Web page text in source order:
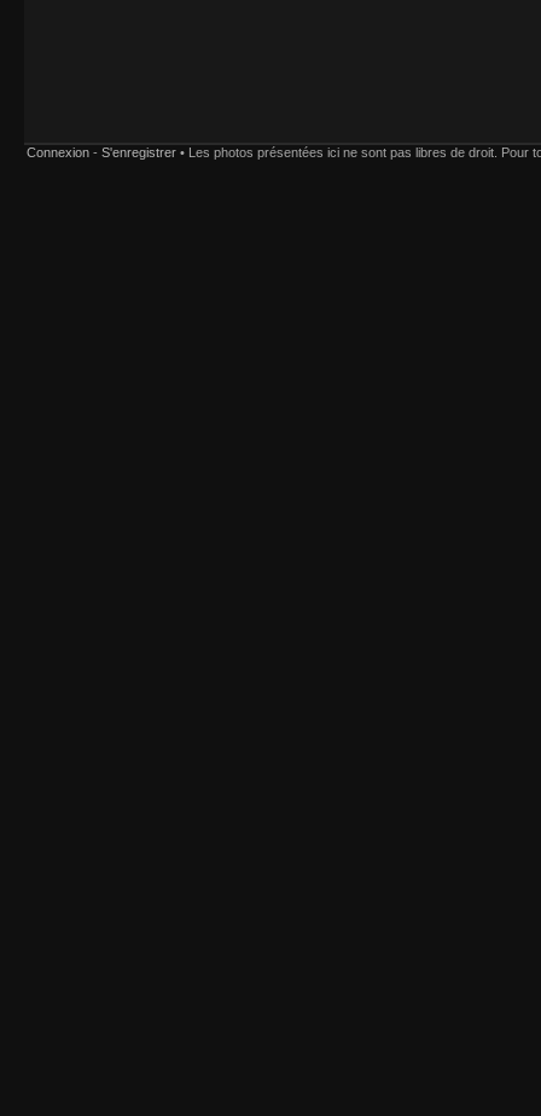
Connexion- S'enregistrer• Les photos présentées ici ne sont pas libres de droit. Pour